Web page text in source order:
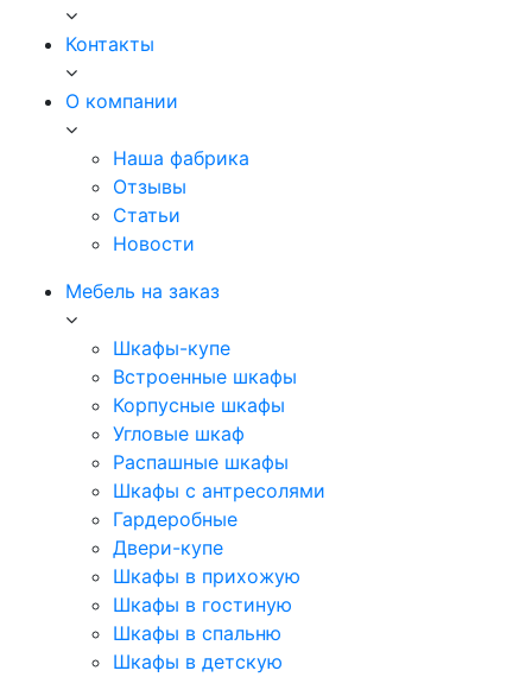
Контакты
О компании
Наша фабрика
Отзывы
Статьи
Новости
Мебель на заказ
Шкафы-купе
Встроенные шкафы
Корпусные шкафы
Угловые шкаф
Распашные шкафы
Шкафы с антресолями
Гардеробные
Двери-купе
Шкафы в прихожую
Шкафы в гостиную
Шкафы в спальню
Шкафы в детскую